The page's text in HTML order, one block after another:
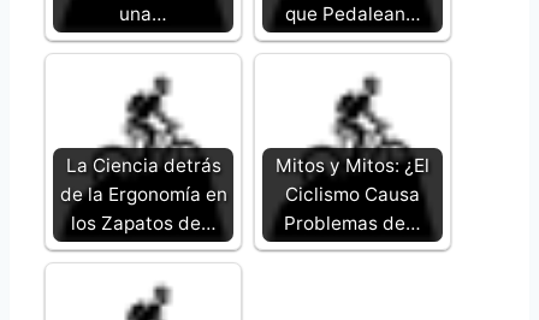
una…
que Pedalean…
La Ciencia detrás
de la Ergonomía en
los Zapatos de…
Mitos y Mitos: ¿El
Ciclismo Causa
Problemas de…